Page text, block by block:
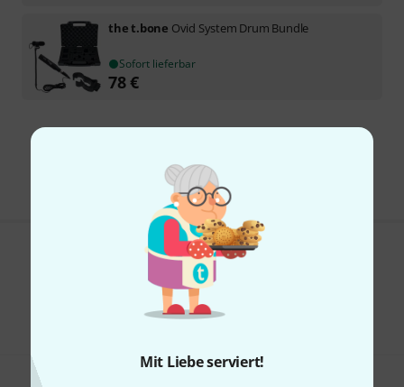
Mit Liebe serviert!
the t.bone Ovid System Drum Bundle
Sofort lieferbar
78€
Gefällt Ihnen, was Sie sehen?
Hilfe & Feedback